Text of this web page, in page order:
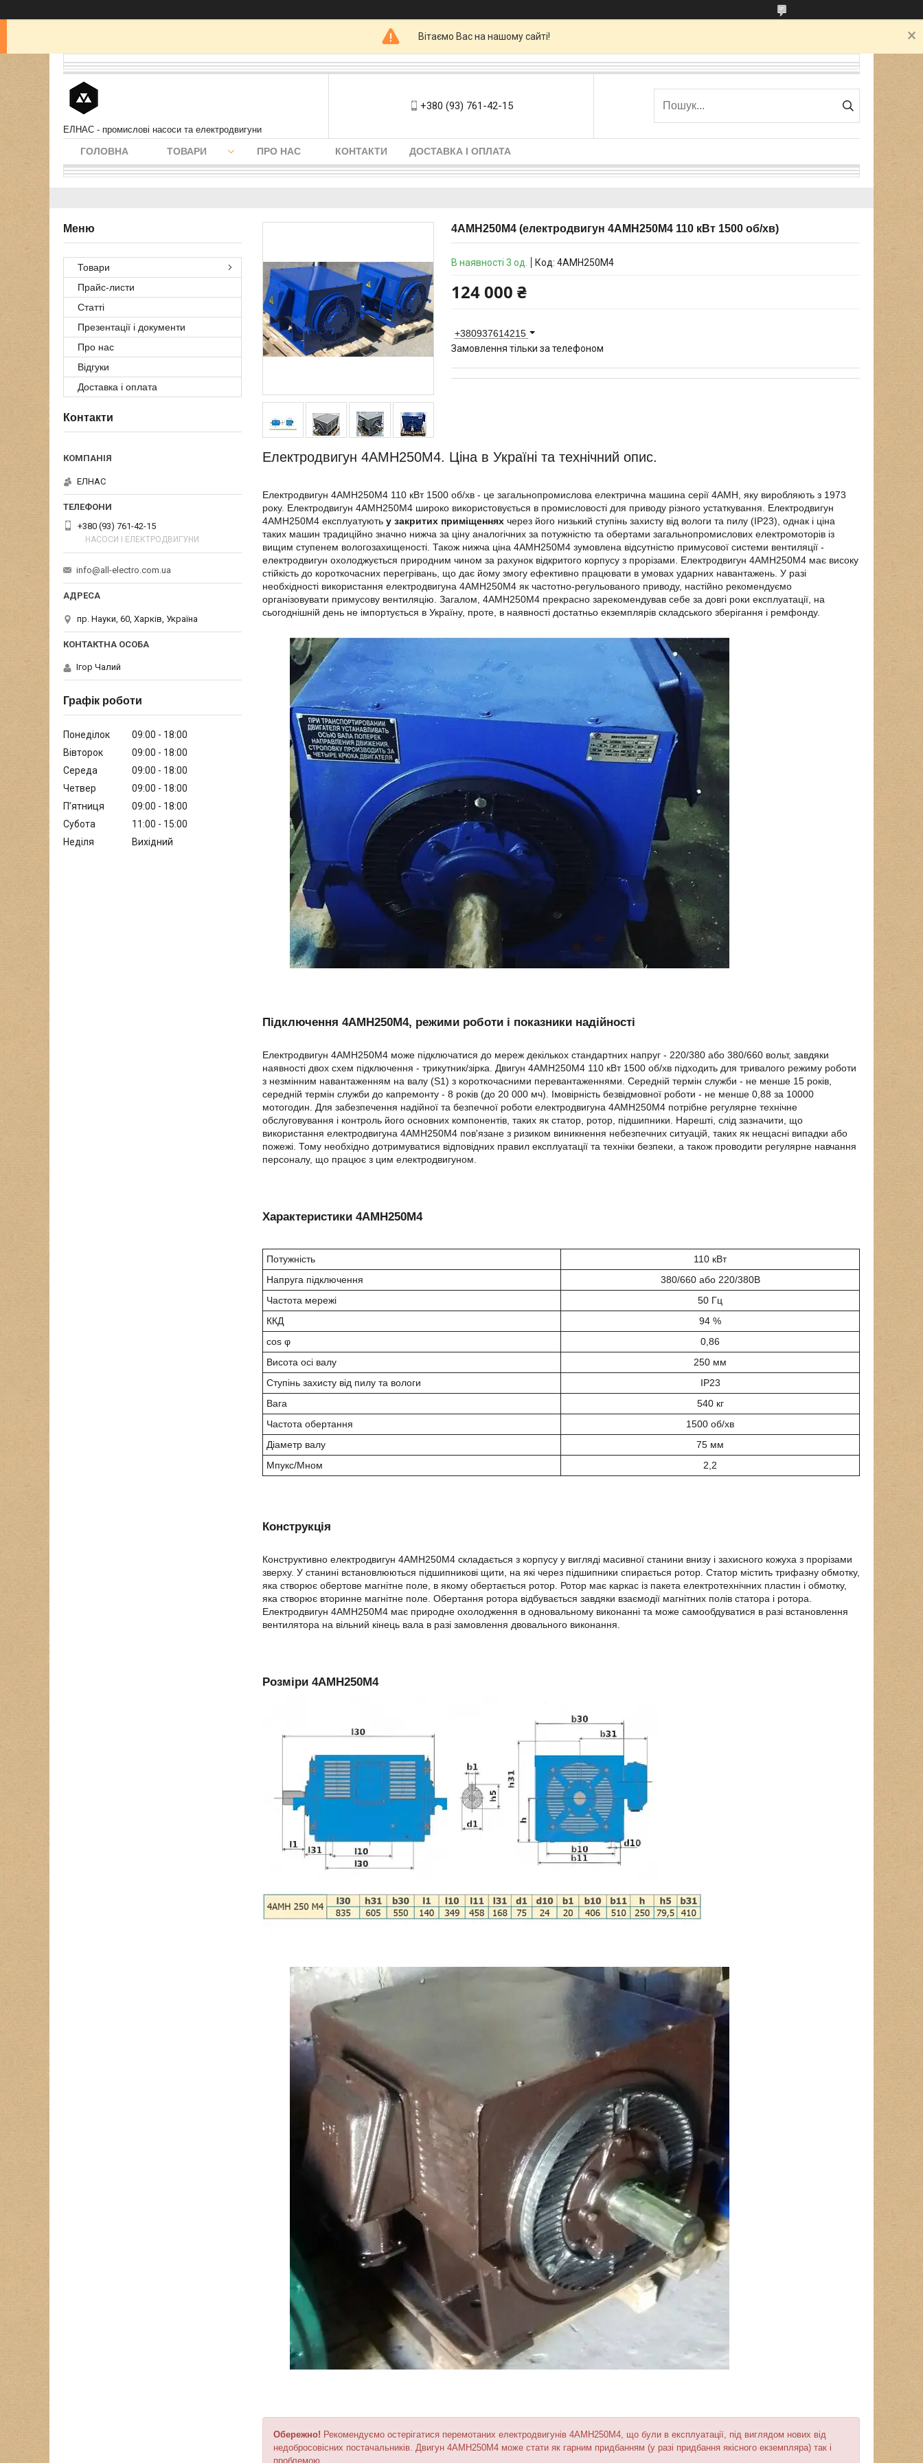
Вітаємо Вас на нашому сайті!
ЕЛНАС - промислові насоси та електродвигуни
+380 (93) 761-42-15
ГОЛОВНА ТОВАРИ ПРО НАС КОНТАКТИ ДОСТАВКА І ОПЛАТА
4АМН250М4 (електродвигун 4АМН250М4 110 кВт 1500 об/хв)
В наявності 3 од. Код: 4АМН250М4
124 000 ₴
+380937614215
Замовлення тільки за телефоном
Електродвигун 4АМН250М4. Ціна в Україні та технічний опис.
Електродвигун 4АМН250М4 110 кВт 1500 об/хв - це загальнопромислова електрична машина серії 4АМН, яку виробляють з 1973
року. Електродвигун 4АМН250М4 широко використовується в промисловості для приводу різного устаткування. Електродвигун
4АМН250М4 експлуатують у закритих приміщеннях через його низький ступінь захисту від вологи та пилу (IP23), однак і ціна
таких машин традиційно значно нижча за ціну аналогічних за потужністю та обертами загальнопромислових електромоторів із
вищим ступенем вологозахищеності. Також нижча ціна 4АМН250М4 зумовлена відсутністю примусової системи вентиляції -
електродвигун охолоджується природним чином за рахунок відкритого корпусу з прорізами. Електродвигун 4АМН250М4 має високу
стійкість до короткочасних перегрівань, що дає йому змогу ефективно працювати в умовах ударних навантажень. У разі
необхідності використання електродвигуна 4АМН250М4 як частотно-регульованого приводу, настійно рекомендуємо
організовувати примусову вентиляцію. Загалом, 4АМН250М4 прекрасно зарекомендував себе за довгі роки експлуатації, на
сьогоднішній день не імпортується в Україну, проте, в наявності достатньо екземплярів складського зберігання і ремфонду.
Підключення 4АМН250М4, режими роботи і показники надійності
Електродвигун 4АМН250М4 може підключатися до мереж декількох стандартних напруг - 220/380 або 380/660 вольт, завдяки
наявності двох схем підключення - трикутник/зірка. Двигун 4АМН250М4 110 кВт 1500 об/хв підходить для тривалого режиму роботи
з незмінним навантаженням на валу (S1) з короткочасними перевантаженнями. Середній термін служби - не менше 15 років,
середній термін служби до капремонту - 8 років (до 20 000 мч). Імовірність безвідмовної роботи - не менше 0,88 за 10000
мотогодин. Для забезпечення надійної та безпечної роботи електродвигуна 4АМН250М4 потрібне регулярне технічне
обслуговування і контроль його основних компонентів, таких як статор, ротор, підшипники. Нарешті, слід зазначити, що
використання електродвигуна 4АМН250М4 пов'язане з ризиком виникнення небезпечних ситуацій, таких як нещасні випадки або
пожежі. Тому необхідно дотримуватися відповідних правил експлуатації та техніки безпеки, а також проводити регулярне навчання
персоналу, що працює з цим електродвигуном.
Характеристики 4АМН250М4
Потужність
110 кВт
Напруга підключення
380/660 або 220/380В
Частота мережі
50 Гц
ККД
94 %
cos φ
0,86
Висота осі валу
250 мм
Ступінь захисту від пилу та вологи
IP23
Вага
540 кг
Частота обертання
1500 об/хв
Діаметр валу
75 мм
Мпукс/Мном
2,2
Конструкція
Конструктивно електродвигун 4АМН250М4 складається з корпусу у вигляді масивної станини внизу і захисного кожуха з прорізами
зверху. У станині встановлюються підшипникові щити, на які через підшипники спирається ротор. Статор містить трифазну обмотку,
яка створює обертове магнітне поле, в якому обертається ротор. Ротор має каркас із пакета електротехнічних пластин і обмотку,
яка створює вторинне магнітне поле. Обертання ротора відбувається завдяки взаємодії магнітних полів статора і ротора.
Електродвигун 4АМН250М4 має природне охолодження в одновальному виконанні та може самообдуватися в разі встановлення
вентилятора на вільний кінець вала в разі замовлення двовального виконання.
Розміри 4АМН250М4
Обережно! Рекомендуємо остерігатися перемотаних електродвигунів 4АМН250М4, що були в експлуатації, під виглядом нових від
недобросовісних постачальників. Двигун 4АМН250М4 може стати як гарним придбанням (у разі придбання якісного екземпляра) так і
проблемою.
Товари
Прайс-листи
Статті
Презентації і документи
Про нас
Відгуки
Доставка і оплата
Контакти
ЕЛНАС
+380 (93) 761-42-15
НАСОСИ І ЕЛЕКТРОДВИГУНИ
info@all-electro.com.ua
пр. Науки, 60, Харків, Україна
Ігор Чалий
Графік роботи
Понеділок 09:00
18:00
Вівторок
09:00
18:00
Середа
09:00
18:00
Четвер
09:00
18:00
Пʼятниця
09:00
18:00
Субота
11:00
15:00
Неділя
Вихідний